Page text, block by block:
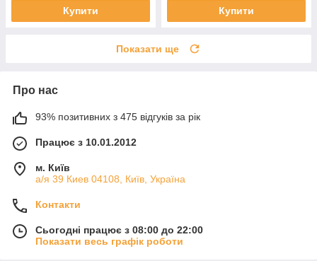
Купити Купити
Показати ще
Про нас
93% позитивних з 475 відгуків за рік
Працює з 10.01.2012
м. Київ
а/я 39 Киев 04108, Київ, Україна
Контакти
Сьогодні працює з 08:00 до 22:00
Показати весь графік роботи